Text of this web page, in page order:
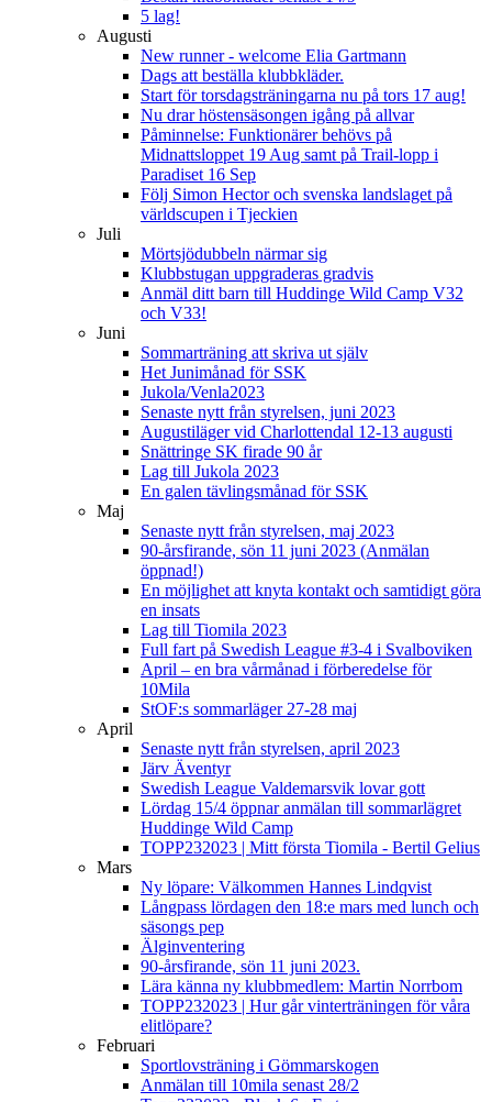
5 lag!
Augusti
New runner - welcome Elia Gartmann
Dags att beställa klubbkläder.
Start för torsdagsträningarna nu på tors 17 aug!
Nu drar höstensäsongen igång på allvar
Påminnelse: Funktionärer behövs på
Midnattsloppet 19 Aug samt på Trail-lopp i
Paradiset 16 Sep
Följ Simon Hector och svenska landslaget på
världscupen i Tjeckien
Juli
Mörtsjödubbeln närmar sig
Klubbstugan uppgraderas gradvis
Anmäl ditt barn till Huddinge Wild Camp V32
och V33!
Juni
Sommarträning att skriva ut själv
Het Junimånad för SSK
Jukola/Venla2023
Senaste nytt från styrelsen, juni 2023
Augustiläger vid Charlottendal 12-13 augusti
Snättringe SK firade 90 år
Lag till Jukola 2023
En galen tävlingsmånad för SSK
Maj
Senaste nytt från styrelsen, maj 2023
90-årsfirande, sön 11 juni 2023 (Anmälan
öppnad!)
En möjlighet att knyta kontakt och samtidigt göra
en insats
Lag till Tiomila 2023
Full fart på Swedish League #3-4 i Svalboviken
April – en bra vårmånad i förberedelse för
10Mila
StOF:s sommarläger 27-28 maj
April
Senaste nytt från styrelsen, april 2023
Järv Äventyr
Swedish League Valdemarsvik lovar gott
Lördag 15/4 öppnar anmälan till sommarlägret
Huddinge Wild Camp
TOPP232023 | Mitt första Tiomila - Bertil Gelius
Mars
Ny löpare: Välkommen Hannes Lindqvist
Långpass lördagen den 18:e mars med lunch och
säsongs pep
Älginventering
90-årsfirande, sön 11 juni 2023.
Lära känna ny klubbmedlem: Martin Norrbom
TOPP232023 | Hur går vinterträningen för våra
elitlöpare?
Februari
Sportlovsträning i Gömmarskogen
Anmälan till 10mila senast 28/2